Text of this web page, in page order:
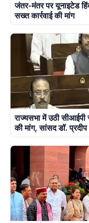
जंतर-मंतर पर यूनाइटेड
सख्त कार्रवाई की मांग
राज्यसभा में उठी सीआईपी
की मांग, सांसद डॉ.